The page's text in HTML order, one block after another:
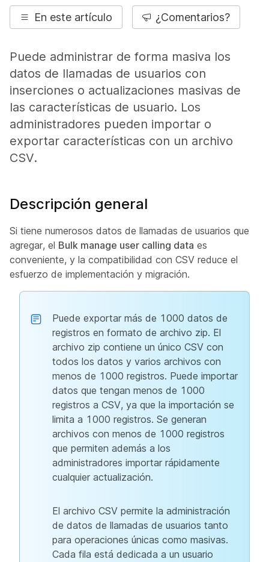
En este artículo ¿Comentarios?
Puede administrar de forma masiva los
datos de llamadas de usuarios con
inserciones o actualizaciones masivas de
las características de usuario. Los
administradores pueden importar o
exportar características con un archivo
CSV.
Descripción general
Si tiene numerosos datos de llamadas de usuarios que
agregar, el Bulk manage user calling data es
conveniente, y la compatibilidad con CSV reduce el
esfuerzo de implementación y migración.
Puede exportar más de 1000 datos de
registros en formato de archivo zip. El
archivo zip contiene un único CSV con
todos los datos y varios archivos con
menos de 1000 registros. Puede importar
datos que tengan menos de 1000
registros a CSV, ya que la importación se
limita a 1000 registros. Se generan
archivos con menos de 1000 registros
que permiten además a los
administradores importar rápidamente
cualquier actualización.
El archivo CSV permite la administración
de datos de llamadas de usuarios tanto
para operaciones únicas como masivas.
Cada fila está dedicada a un usuario